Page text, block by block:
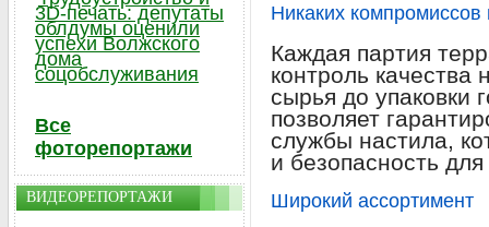
Никаких компромиссов
Каждая партия
контроль
сырья до упаковки
позволяет
службы настила,
и безопасность
Широкий ассортимент
3D-печать: депутаты
облдумы оценили
успехи Волжского
дома
соцобслуживания
Все
фоторепортажи
ВИДЕОРЕПОРТАЖИ